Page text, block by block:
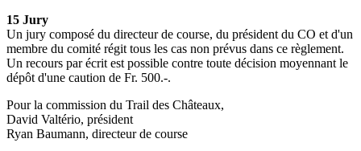
15 Jury
Un jury composé du directeur de course, du président du CO et d'un
membre du comité régit tous les cas non prévus dans ce règlement.
Un recours par écrit est possible contre toute décision moyennant le
dépôt d'une caution de Fr. 500.-.
Pour la commission du Trail des Châteaux,
David Valtério, président
Ryan Baumann, directeur de course